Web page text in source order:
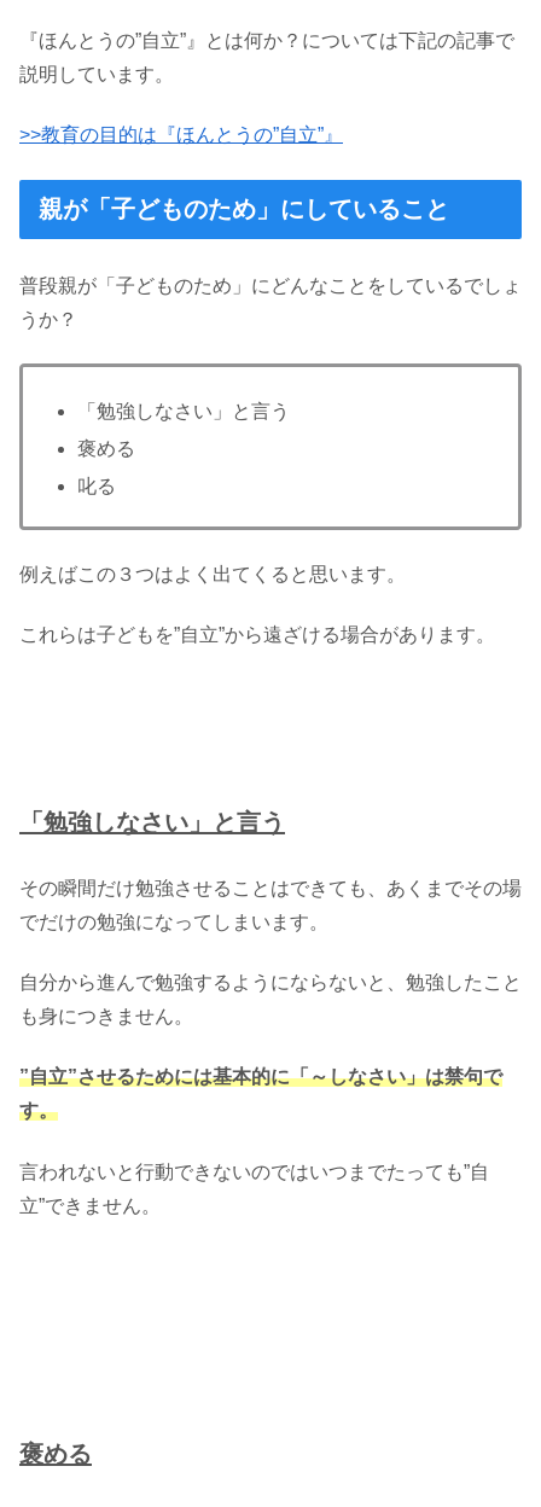
『ほんとうの”自立”』とは何か？については下記の記事で
説明しています。
>>教育の目的は『ほんとうの”自立”』
親が「子どものため」にしていること
普段親が「子どものため」にどんなことをしているでしょ
うか？
「勉強しなさい」と言う
褒める
叱る
例えばこの３つはよく出てくると思います。
これらは子どもを”自立”から遠ざける場合があります。
「勉強しなさい」と言う
その瞬間だけ勉強させることはできても、あくまでその場
でだけの勉強になってしまいます。
自分から進んで勉強するようにならないと、勉強したこと
も身につきません。
”自立”させるためには基本的に「～しなさい」は禁句で
す。
言われないと行動できないのではいつまでたっても”自
立”できません。
褒める